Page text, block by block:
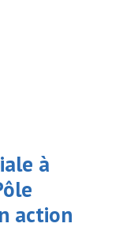
à
action